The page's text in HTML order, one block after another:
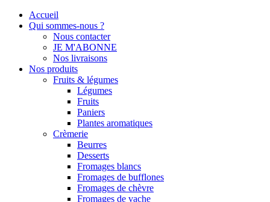
Accueil
Qui sommes-nous ?
Nous contacter
JE M'ABONNE
Nos livraisons
Nos produits
Fruits & légumes
Légumes
Fruits
Paniers
Plantes aromatiques
Crèmerie
Beurres
Desserts
Fromages blancs
Fromages de bufflones
Fromages de chèvre
Fromages de vache